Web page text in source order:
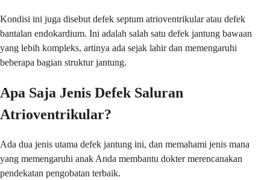
Kondisi ini juga disebut defek septum atrioventrikular atau defek
bantalan endokardium. Ini adalah salah satu defek jantung bawaan
yang lebih kompleks, artinya ada sejak lahir dan memengaruhi
beberapa bagian struktur jantung.
Apa Saja Jenis Defek Saluran
Atrioventrikular?
Ada dua jenis utama defek jantung ini, dan memahami jenis mana
yang memengaruhi anak Anda membantu dokter merencanakan
pendekatan pengobatan terbaik.